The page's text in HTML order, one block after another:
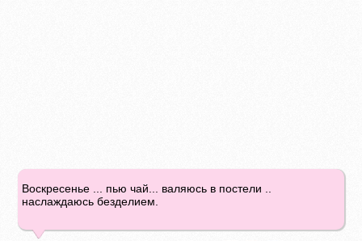
Воскресенье ... пью чай... валяюсь в постели ..
наслаждаюсь безделием.